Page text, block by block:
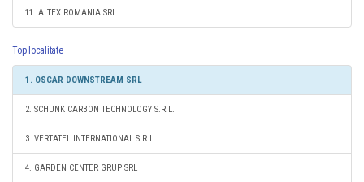
11. ALTEX ROMANIA SRL
Top localitate
1. OSCAR DOWNSTREAM SRL
2. SCHUNK CARBON TECHNOLOGY S.R.L.
3. VERTATEL INTERNATIONAL S.R.L.
4. GARDEN CENTER GRUP SRL